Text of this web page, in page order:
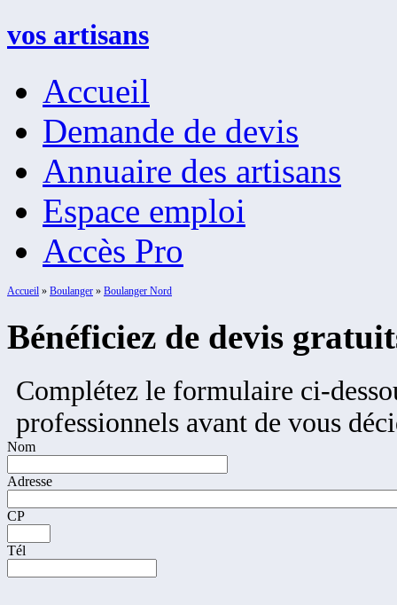
vos artisans
Accueil
Demande de devis
Annuaire des artisans
Espace emploi
Accès Pro
Accueil » Boulanger » Boulanger Nord
Bénéficiez de devis
Complétez le formulaire ci-
professionnels avant de vous
Nom
Adresse
CP
Tél